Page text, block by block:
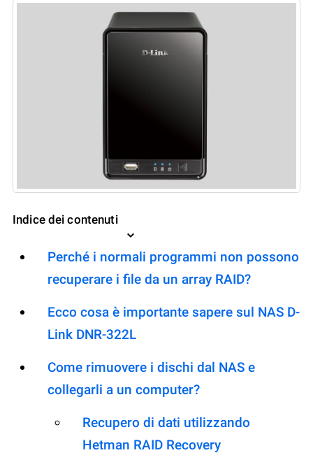
Indice dei contenuti
Perché i normali programmi non possono
recuperare i file da un array RAID?
Ecco cosa è importante sapere sul NAS D-
Link DNR-322L
Come rimuovere i dischi dal NAS e
collegarli a un computer?
Recupero di dati utilizzando
Hetman RAID Recovery